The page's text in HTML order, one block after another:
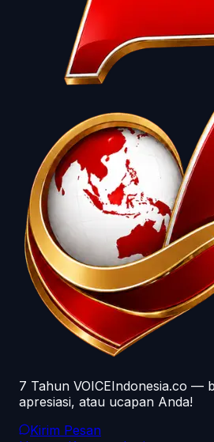
7 Tahun VOICEIndonesia.co —
apresiasi, atau ucapan Anda!
Kirim Pesan